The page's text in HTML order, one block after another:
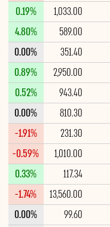
1,033.00
0.19%
589.00
4.80%
351.40
0.00%
2,950.00
0.89%
943.40
0.52%
810.30
0.00%
231.30
-1.91%
1,010.00
-0.59%
117.34
0.33%
13,560.00
-1.74%
99.60
0.00%